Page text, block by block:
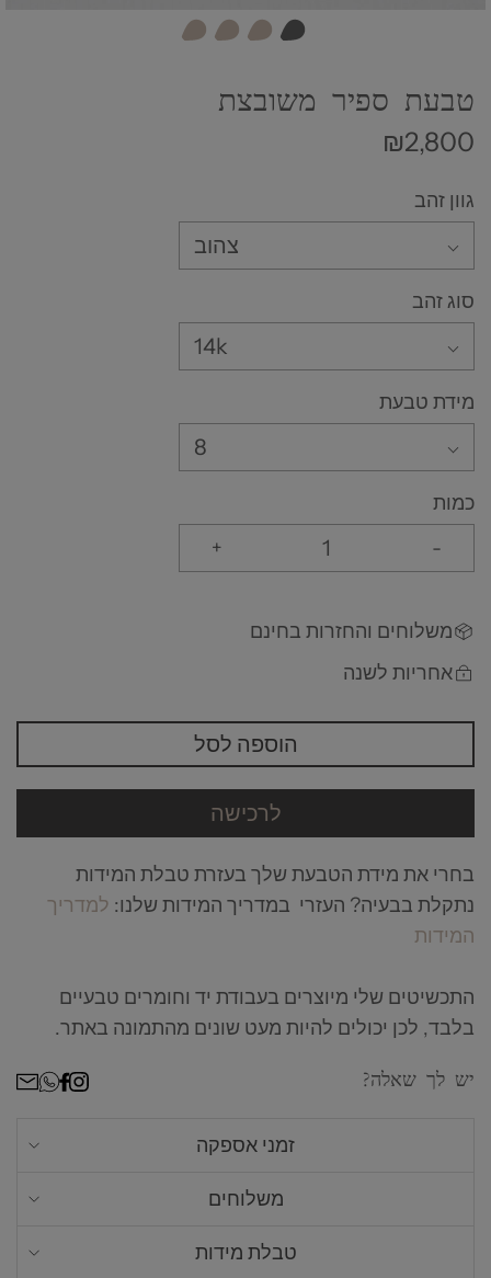
טבעת ספיר משובצת
₪2,800
גוון זהב
צהוב
סוג זהב
14k
מידת טבעת
8
כמות
-
+
משלוחים והחזרות בחינם
אחריות לשנה
הוספה לסל
לרכישה
בחרי את מידת הטבעת שלך בעזרת טבלת המידות
נתקלת בבעיה? העזרי במדריך המידות שלנו: למדריך
המידות
התכשיטים שלי מיוצרים בעבודת יד וחומרים טבעיים
בלבד, לכן יכולים להיות מעט שונים מהתמונה באתר.
יש לך שאלה?
זמני אספקה
אנחנו מכינים כל תכשיט לפי הזמנה אישית, זמן
משלוחים
טבלת מידות
מאשר/ת קבלת מסרים שיווקים למייל